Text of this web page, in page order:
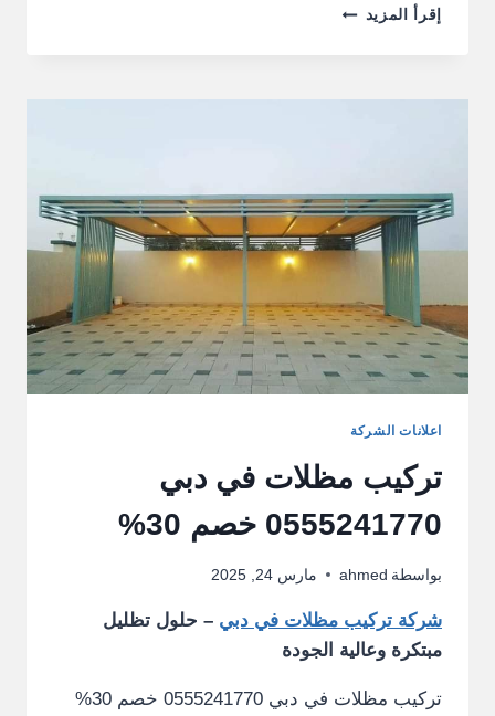
إقرأ المزيد تركيب
0555241770
اعلانات الشركة
تركيب مظلات في دبي
0555241770 خصم 30%
بواسطة ahmed مارس 24, 2025
شركة تركيب مظلات في دبي – حلول تظليل
مبتكرة وعالية الجودة
تركيب مظلات في دبي 0555241770 خصم 30%